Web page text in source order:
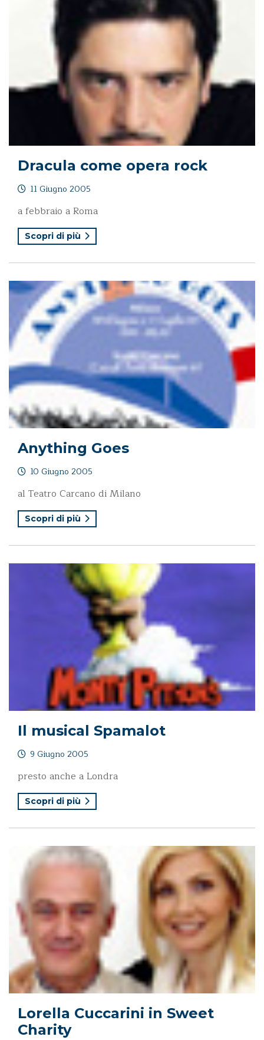
Dracula come opera rock
11 Giugno 2005
a febbraio a Roma
Scopri di più
Anything Goes
10 Giugno 2005
al Teatro Carcano di Milano
Scopri di più
Il musical Spamalot
9 Giugno 2005
presto anche a Londra
Scopri di più
Lorella Cuccarini in Sweet
Charity